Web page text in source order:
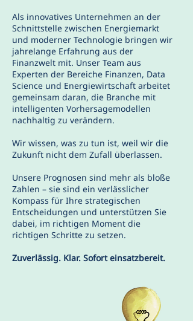
Als innovatives Unternehmen an der
Schnittstelle zwischen Energiemarkt
und moderner Technologie bringen wir
jahrelange Erfahrung aus der
Finanzwelt mit. Unser Team aus
Experten der Bereiche Finanzen, Data
Science und Energiewirtschaft arbeitet
gemeinsam daran, die Branche mit
intelligenten Vorhersagemodellen
nachhaltig zu verändern.
Wir wissen, was zu tun ist, weil wir die
Zukunft nicht dem Zufall überlassen.
Unsere Prognosen sind mehr als bloße
Zahlen – sie sind ein verlässlicher
Kompass für Ihre strategischen
Entscheidungen und unterstützen Sie
dabei, im richtigen Moment die
richtigen Schritte zu setzen.
Zuverlässig. Klar. Sofort einsatzbereit.